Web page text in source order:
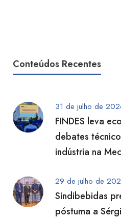
Conteúdos Recentes
31 de julho de
FINDES leva
debates
indústria na
29 de julho de
Sindibebidas
póstuma a